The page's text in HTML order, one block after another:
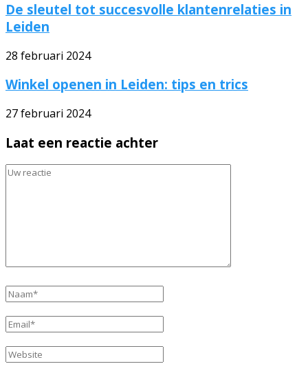
De sleutel tot succesvolle klantenrelaties in
Leiden
28 februari 2024
Winkel openen in Leiden: tips en trics
27 februari 2024
Laat een reactie achter